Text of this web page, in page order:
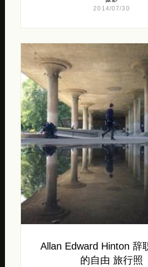
2014/07/30
Allan Edward Hinton 辞
的自由 旅行照